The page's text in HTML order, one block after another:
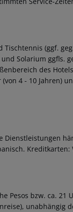
(ggf.
Solarium ggfls.
des
4 - 10 Jahren)
Dienstleistungen
Kreditkarten:
Pesos bzw. ca. 21
unabhängig